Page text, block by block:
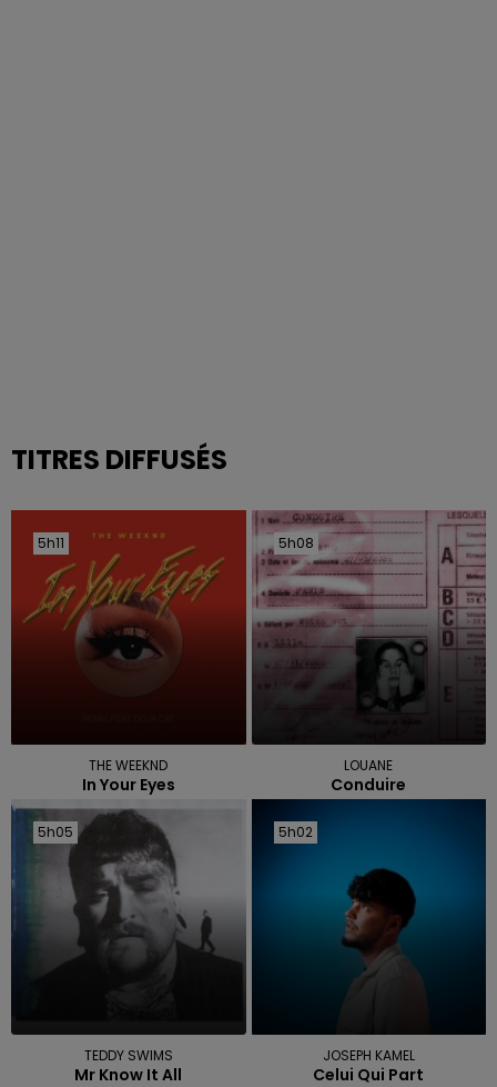
TITRES DIFFUSÉS
5h11
5h11
THE WEEKND
In Your Eyes
5h08
5h08
LOUANE
Conduire
5h05
5h05
TEDDY SWIMS
Mr Know It All
5h02
5h02
JOSEPH KAMEL
Celui Qui Part